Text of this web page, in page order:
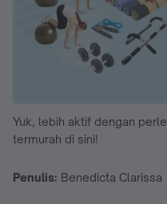
Yuk, lebih aktif dengan
termurah di sini!
Penulis: Benedicta Clarissa